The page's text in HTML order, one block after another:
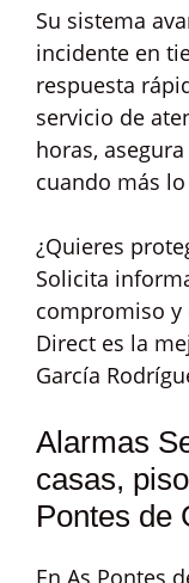
Su sistema
incidente en
respuesta
servicio de
horas,
cuando más
¿Quieres
Solicita
compromiso y
Direct es la
García
Alarmas
casas,
Pontes de
En As Pontes